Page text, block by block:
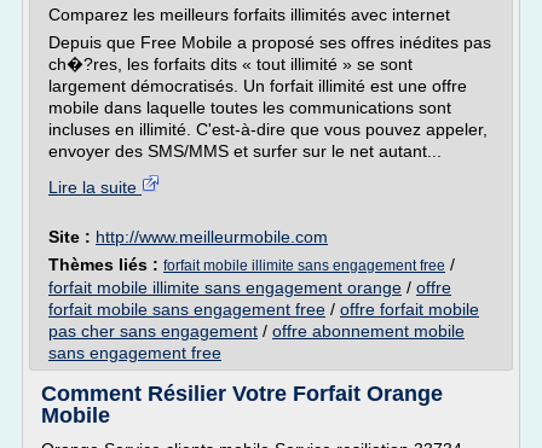
Comparez les meilleurs forfaits illimités avec internet
Depuis que Free Mobile a proposé ses offres inédites pas
ch�?res, les forfaits dits « tout illimité » se sont
largement démocratisés. Un forfait illimité est une offre
mobile dans laquelle toutes les communications sont
incluses en illimité. C'est-à-dire que vous pouvez appeler,
envoyer des SMS/MMS et surfer sur le net autant...
Lire la suite
Site : http://www.meilleurmobile.com
Thèmes liés : forfait mobile illimite sans engagement free /
forfait mobile illimite sans engagement orange / offre
forfait mobile sans engagement free / offre forfait mobile
pas cher sans engagement / offre abonnement mobile
sans engagement free
Comment Résilier Votre Forfait Orange
Mobile